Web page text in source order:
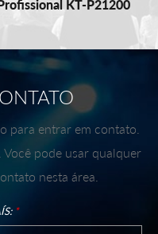
KT-P21200
para entrar em contato.
Você pode usar qualquer
nesta área.
*